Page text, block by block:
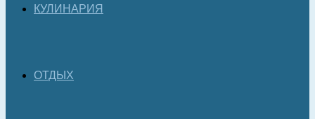
КУЛИНАРИЯ
ОТДЫХ